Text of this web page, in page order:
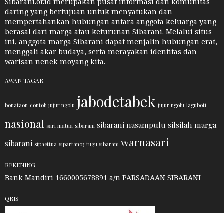
daring yang bertujuan untuk menyatukan dan
mempertahankan hubungan antara anggota keluarga yang
berasal dari marga atau keturunan Sibarani. Melalui situs
ini, anggota marga Sibarani dapat menjalin hubungan erat,
menggali akar budaya, serta merayakan identitas dan
warisan nenek moyang kita.
AWAN TAGAR
bonataon contoh jujur ngolu jabodetabek jujur ngolu laguboti
nasional sari matua sibarani sibarani nasampulu silsilah marga
sibarani sipaettua sipartano3 tugu sibarani warnasari
REKENING
Bank Mandiri 1660005678891 a/n PARSADAAN SIBARANI
QRIS